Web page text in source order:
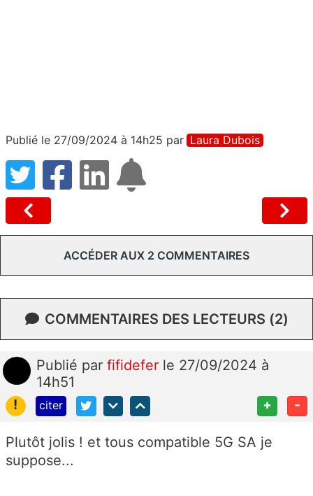
Publié le 27/09/2024 à 14h25 par Laura Dubois
ACCÉDER AUX 2 COMMENTAIRES
COMMENTAIRES DES LECTEURS (2)
Publié par fifidefer le 27/09/2024 à
14h51
!
citer + -
Plutôt jolis ! et tous compatible 5G SA je
suppose...